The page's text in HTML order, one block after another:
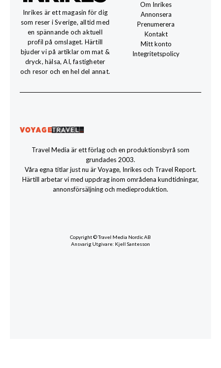
Inrikes är ett magasin för dig
som reser i Sverige, alltid med
en spännande och aktuell
profil på omslaget. Härtill
bjuder vi på artiklar om mat &
dryck, hälsa, AI, fastigheter
och resor och en hel del annat.
Om Inrikes
Annonsera
Prenumerera
Kontakt
Mitt konto
Integritetspolicy
Travel Media är ett förlag och en produktionsbyrå som
grundades 2003.
Våra egna titlar just nu är Voyage, Inrikes och Travel Report.
Härtill arbetar vi med uppdrag inom områdena kundtidningar,
annonsförsäljning och medieproduktion.
Copyright © Travel Media Nordic AB
Ansvarig Utgivare: Kjell Santesson